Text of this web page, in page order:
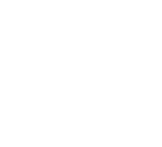
@veraswelt